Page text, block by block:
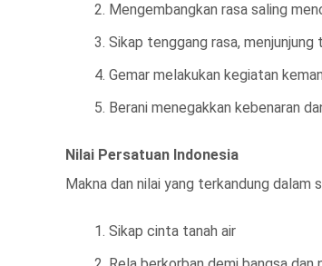
Mengembangkan rasa saling
Sikap tenggang rasa, menjunjung
Gemar melakukan kegiatan
Berani menegakkan kebenaran
Nilai Persatuan Indonesia
Makna dan nilai yang terkandung dalam
Sikap cinta tanah air